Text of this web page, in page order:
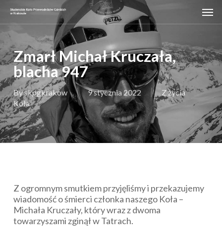
main
content
Zmarł Michał Kruczała,
blacha 947
Byskpgkrakow 9 stycznia 2022
Z życia
Koła
Z ogromnym smutkiem przyjęliśmy i przekazujemy
wiadomość o śmierci członka naszego Koła –
Michała Kruczały, który wraz z dwoma
towarzyszami zginął w Tatrach.